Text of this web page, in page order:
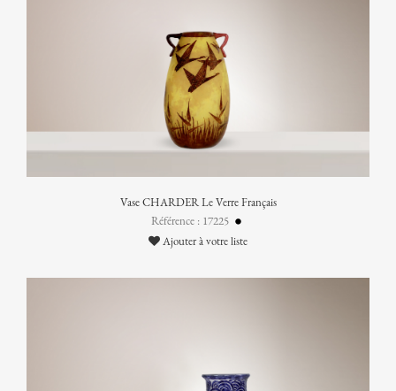
Vase CHARDER Le Verre Français
Référence : 17225
Ajouter à votre liste